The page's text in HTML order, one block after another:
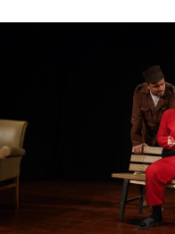
Mektup Galeri
Köşe Yazıları